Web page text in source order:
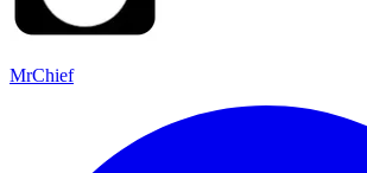
MrChief